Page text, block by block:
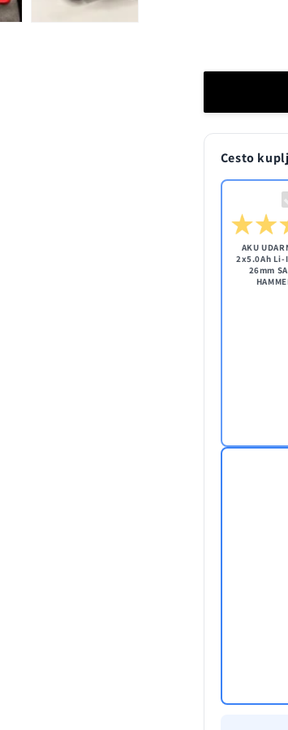
Li-
ION
26mm
SA
HAMMER
TOOLS
Cesto
AKU
2x5.0Ah Li-
26mm